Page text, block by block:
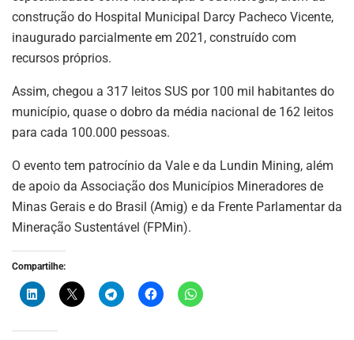
construção do Hospital Municipal Darcy Pacheco Vicente,
inaugurado parcialmente em 2021, construído com
recursos próprios.
Assim, chegou a 317 leitos SUS por 100 mil habitantes do
município, quase o dobro da média nacional de 162 leitos
para cada 100.000 pessoas.
O evento tem patrocínio da Vale e da Lundin Mining, além
de apoio da Associação dos Municípios Mineradores de
Minas Gerais e do Brasil (Amig) e da Frente Parlamentar da
Mineração Sustentável (FPMin).
Compartilhe: